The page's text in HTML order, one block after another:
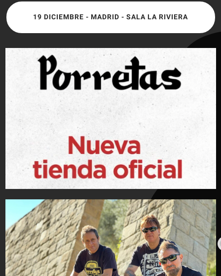
19 DICIEMBRE - MADRID - SALA LA RIVIERA